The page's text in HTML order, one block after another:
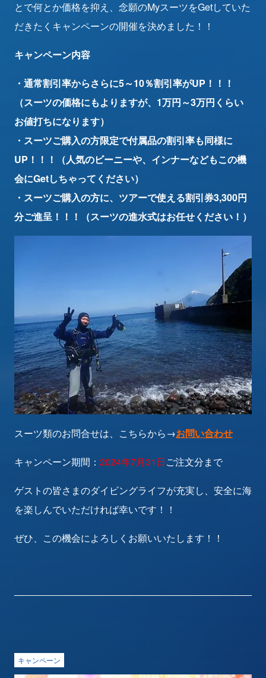
とで何とか価格を抑え、念願のMyスーツをGetしていた
だきたくキャンペーンの開催を決めました！！
キャンペーン内容
・通常割引率からさらに5～10％割引率がUP！！！
（スーツの価格にもよりますが、1万円～3万円くらい
お値打ちになります）
・スーツご購入の方限定で付属品の割引率も同様に
UP！！！（人気のビーニーや、インナーなどもこの機
会にGetしちゃってください）
・スーツご購入の方に、ツアーで使える割引券3,300円
分ご進呈！！！（スーツの進水式はお任せください！）
スーツ類のお問合せは、こちらから→お問い合わせ
キャンペーン期間： 2024年7月31日ご注文分まで
ゲストの皆さまのダイビングライフが充実し、安全に海
を楽しんでいただければ幸いです！！
ぜひ、この機会によろしくお願いいたします！！
キャンペーン